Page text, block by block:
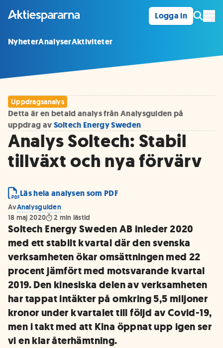
Logga in
NyheterAnalyserAktiviteter
Uppdragsanalys
Detta är en betald analys från Analysguiden på
uppdrag avSoltech Energy Sweden
Analys Soltech: Stabil
tillväxt och nya förvärv
Läs hela analysen som PDF
AvAnalysguiden
18 maj 2020
2 min lästid
Soltech Energy Sweden AB inleder 2020
med ett stabilt kvartal där den svenska
verksamheten ökar omsättningen med 22
procent jämfört med motsvarande kvartal
2019. Den kinesiska delen av verksamheten
har tappat intäkter på omkring 5,5 miljoner
kronor under kvartalet till följd av Covid-19,
men i takt med att Kina öppnat upp igen ser
vi en klar återhämtning.